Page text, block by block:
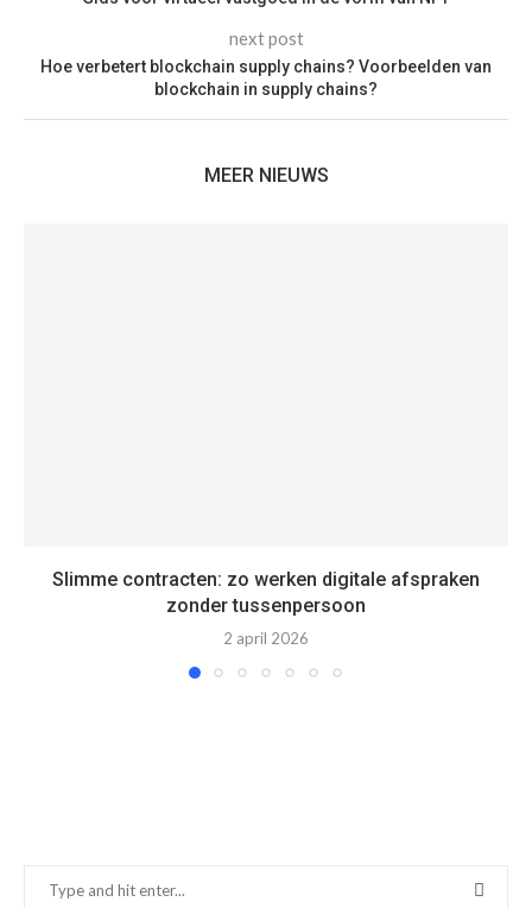
next post
Hoe verbetert blockchain supply chains? Voorbeelden van
blockchain in supply chains?
MEER NIEUWS
Slimme contracten: zo werken digitale afspraken
zonder tussenpersoon
2 april 2026